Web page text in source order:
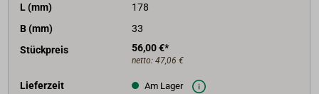
L (mm)
178
B (mm)
33
Stückpreis
56,00 €*
netto: 47,06 €
Lieferzeit Am Lager